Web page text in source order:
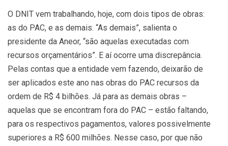
O DNIT vem trabalhando, hoje, com dois tipos de obras:
as do PAC, e as demais. “As demais”, salienta o
presidente da Aneor, “são aquelas executadas com
recursos orçamentários”. E aí ocorre uma discrepância.
Pelas contas que a entidade vem fazendo, deixarão de
ser aplicados este ano nas obras do PAC recursos da
ordem de R$ 4 bilhões. Já para as demais obras –
aquelas que se encontram fora do PAC – estão faltando,
para os respectivos pagamentos, valores possivelmente
superiores a R$ 600 milhões. Nesse caso, por que não